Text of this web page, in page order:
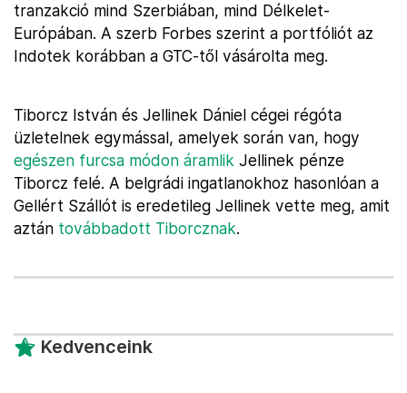
tranzakció mind Szerbiában, mind Délkelet-
Európában. A szerb Forbes szerint a portfóliót az
Indotek korábban a GTC-től vásárolta meg.
Tiborcz István és Jellinek Dániel cégei régóta
üzletelnek egymással, amelyek során van, hogy
egészen furcsa módon áramlik Jellinek pénze
Tiborcz felé. A belgrádi ingatlanokhoz hasonlóan a
Gellért Szállót is eredetileg Jellinek vette meg, amit
aztán továbbadott Tiborcznak.
Kedvenceink